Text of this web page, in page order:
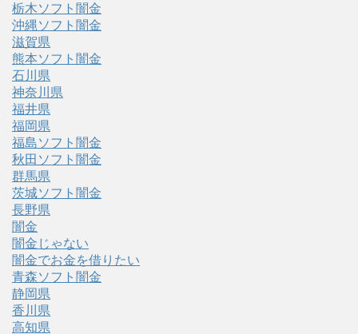
栃木ソフト闇金
沖縄ソフト闇金
滋賀県
熊本ソフト闇金
石川県
神奈川県
福井県
福岡県
福島ソフト闇金
秋田ソフト闇金
群馬県
茨城ソフト闇金
長野県
闇金
闇金じゃない
闇金でお金を借りたい
青森ソフト闇金
静岡県
香川県
高知県